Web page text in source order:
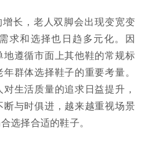
长，老人双脚会出现变宽变
求和选择也日趋多元化。因
遵循市面上其他鞋的常规标
群体选择鞋子的重要考量。
生活质量的追求日益提升，
与时俱进，越来越重视场景
选择合适的鞋子。